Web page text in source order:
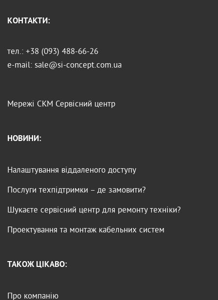
КОНТАКТИ:
тел.: +38 (093) 488-66-26
e-mail: sale@si-concept.com.ua
Мережі СКМ Сервісний центр
НОВИНИ:
Налаштування віддаленого доступу
Послуги техпідтримки – де замовити?
Шукаєте сервісний центр для ремонту техніки?
Проектування та монтаж кабельних систем
ТАКОЖ ЦІКАВО:
Про компанію